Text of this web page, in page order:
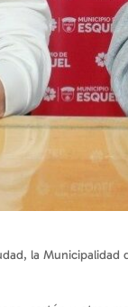
la